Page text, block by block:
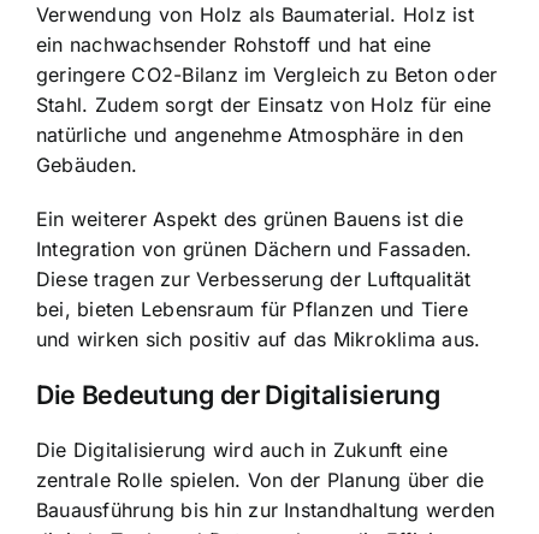
Verwendung von Holz als Baumaterial. Holz ist
ein nachwachsender Rohstoff und hat eine
geringere CO2-Bilanz im Vergleich zu Beton oder
Stahl. Zudem sorgt der Einsatz von Holz für eine
natürliche und angenehme Atmosphäre in den
Gebäuden.
Ein weiterer Aspekt des grünen Bauens ist die
Integration von grünen Dächern und Fassaden.
Diese tragen zur Verbesserung der Luftqualität
bei, bieten Lebensraum für Pflanzen und Tiere
und wirken sich positiv auf das Mikroklima aus.
Die Bedeutung der Digitalisierung
Die Digitalisierung wird auch in Zukunft eine
zentrale Rolle spielen. Von der Planung über die
Bauausführung bis hin zur Instandhaltung werden